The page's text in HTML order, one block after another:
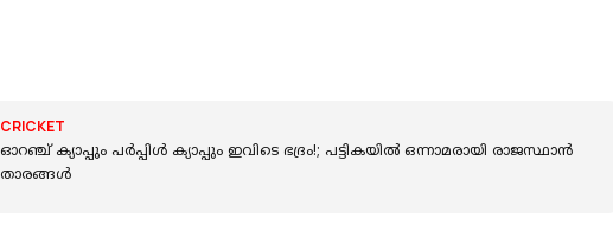
CRICKET
ഓറഞ്ച് ക്യാപ്പും പർപ്പിൾ ക്യാപ്പും ഇവിടെ ഭദ്രം!; പട്ടികയിൽ ഒന്നാമരായി രാജസ്ഥാൻ
താരങ്ങൾ